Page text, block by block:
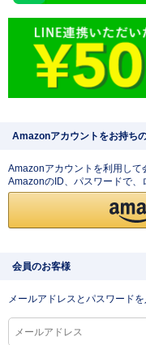
Amazonアカウントをお持ち
Amazonアカウントを利用して
AmazonのID、パスワードで、
会員のお客様
メールアドレスとパスワード